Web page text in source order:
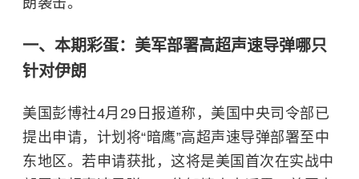
一、本期彩蛋：美军部署高超声速导弹哪只
针对伊朗
美国彭博社4月29日报道称，美国中央司令部已
提出申请，计划将“暗鹰”高超声速导弹部署至中
东地区。若申请获批，这将是美国首次在实战中